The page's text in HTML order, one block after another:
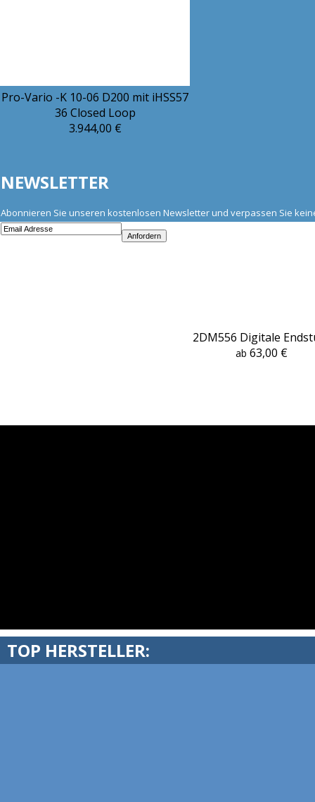
Pro-Vario -K 10-06 D200 mit iHSS57
36 Closed Loop
3.944,00 €
NEWSLETTER
Abonnieren Sie unseren kostenlosen Newsletter und verpassen Sie
2DM556 Digitale
ab 63,00 €
TOP HERSTELLER: